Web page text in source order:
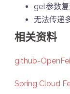
get参数
无法传递
相关资料
github-
Spring Cloud